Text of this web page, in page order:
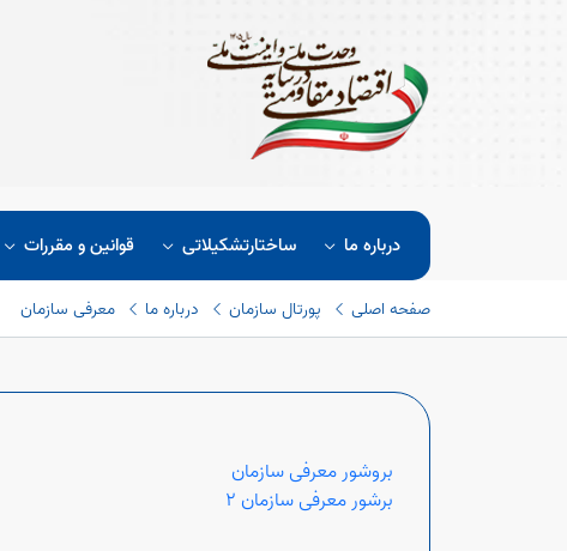
درباره ما ساختارتشکیلاتی قوانین و مقررات
صفحه اصلی پورتال سازمان درباره ما معرفی سازمان
بروشور معرفی سازمان
برشور معرفی سازمان ۲